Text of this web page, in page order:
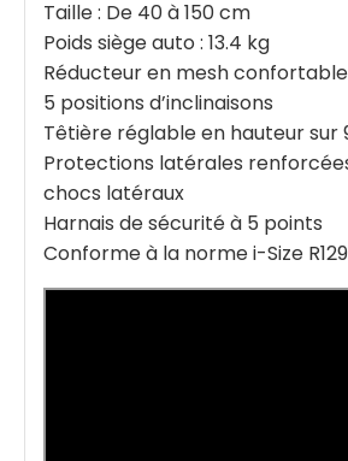
Taille : De 40 à 150 cm
Poids siège auto : 13.4 kg
Réducteur en mesh confortable
5 positions d’inclinaisons
Têtière réglable en hauteur sur
Protections latérales
chocs latéraux
Harnais de sécurité à 5 points
Conforme à la norme i-Size R129